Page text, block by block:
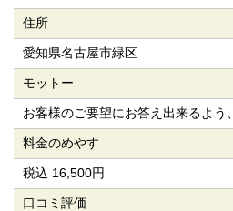
住所
愛知県名古屋市緑区
モットー
お客様のご要望にお答え出来るよう
料金のめやす
税込 16,500円
口コミ評価